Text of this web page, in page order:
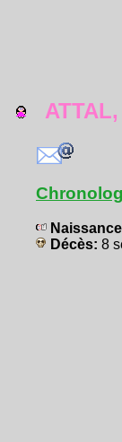
ATTAL,
Décès: 8